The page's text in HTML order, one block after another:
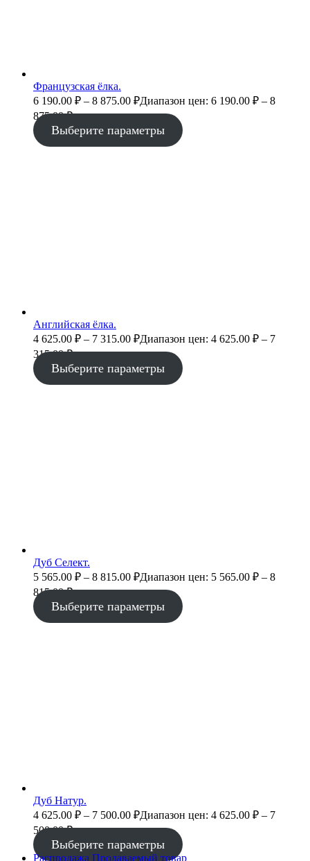
Французская ёлка.
6 190.00 ₽ – 8 875.00 ₽Диапазон цен: 6 190.00 ₽ – 8
875.00 ₽
Выберите параметры
Английская ёлка.
4 625.00 ₽ – 7 315.00 ₽Диапазон цен: 4 625.00 ₽ – 7
315.00 ₽
Выберите параметры
Дуб Селект.
5 565.00 ₽ – 8 815.00 ₽Диапазон цен: 5 565.00 ₽ – 8
815.00 ₽
Выберите параметры
Дуб Натур.
4 625.00 ₽ – 7 500.00 ₽Диапазон цен: 4 625.00 ₽ – 7
500.00 ₽
Выберите параметры
Распродажа Продаваемый товар